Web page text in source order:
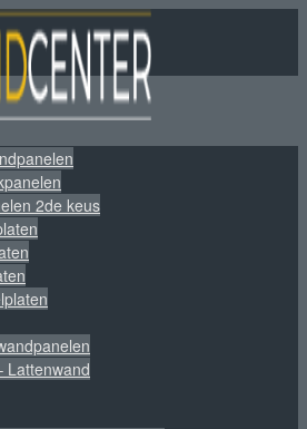
2de keus
Lattenwand